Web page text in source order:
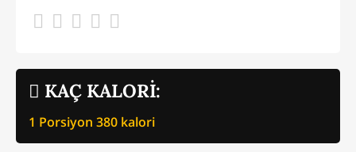
KAÇ KALORİ:
1 Porsiyon 380 kalori